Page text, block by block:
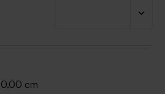
pour la fête des
et émotion.
cm